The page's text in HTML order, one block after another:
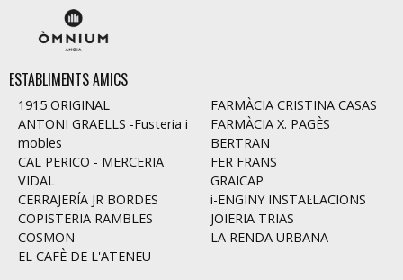
ESTABLIMENTS AMICS
1915 ORIGINAL
ANTONI GRAELLS -Fusteria i
mobles
CAL PERICO - MERCERIA
VIDAL
CERRAJERÍA JR BORDES
COPISTERIA RAMBLES
COSMON
EL CAFÈ DE L'ATENEU
FARMÀCIA CRISTINA CASAS
FARMÀCIA X. PAGÈS
BERTRAN
FER FRANS
GRAICAP
i-ENGINY INSTAL·LACIONS
JOIERIA TRIAS
LA RENDA URBANA